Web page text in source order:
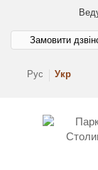
Рус Укр
Замовити